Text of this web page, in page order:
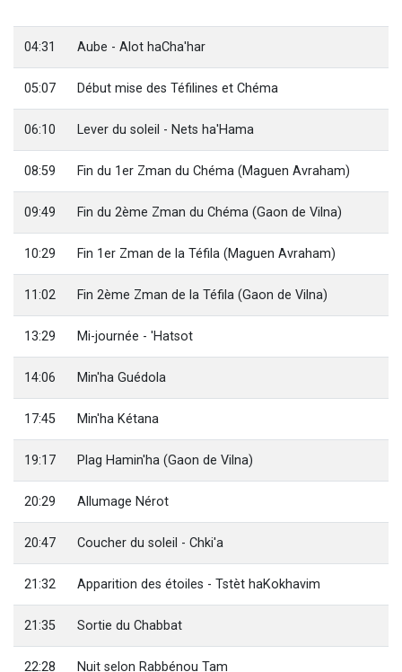
Il reste 49 places pour étudier en groupe sur Zoom
Eva vient de donner son Maasser
04:31 Aube - Alot haCha'har
05:07 Début mise des Téfilines et Chéma
06:10 Lever du soleil - Nets ha'Hama
08:59 Fin du 1er Zman du Chéma (Maguen Avraham)
09:49 Fin du 2ème Zman du Chéma (Gaon de Vilna)
10:29 Fin 1er Zman de la Téfila (Maguen Avraham)
11:02 Fin 2ème Zman de la Téfila (Gaon de Vilna)
13:29 Mi-journée - 'Hatsot
14:06 Min'ha Guédola
17:45 Min'ha Kétana
19:17 Plag Hamin'ha (Gaon de Vilna)
20:29 Allumage Nérot
20:47 Coucher du soleil - Chki'a
21:32 Apparition des étoiles - Tstèt haKokhavim
21:35 Sortie du Chabbat
22:28 Nuit selon Rabbénou Tam